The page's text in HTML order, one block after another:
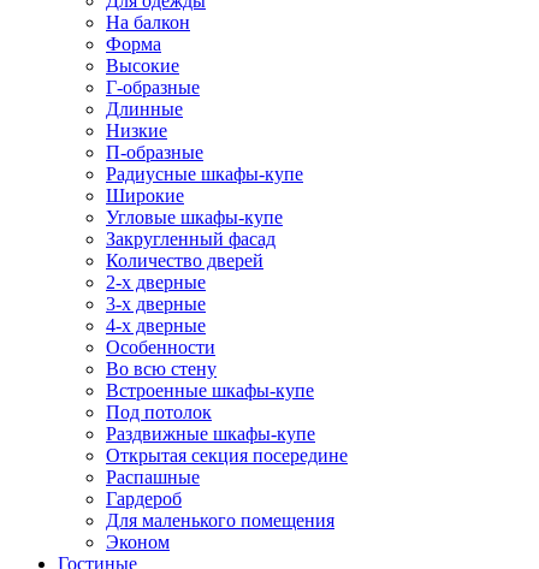
На балкон
Форма
Высокие
Г-образные
Длинные
Низкие
П-образные
Радиусные шкафы-купе
Широкие
Угловые шкафы-купе
Закругленный фасад
Количество дверей
2-х дверные
3-х дверные
4-х дверные
Особенности
Во всю стену
Встроенные шкафы-купе
Под потолок
Раздвижные шкафы-купе
Открытая секция посередине
Распашные
Гардероб
Для маленького помещения
Эконом
Гостиные